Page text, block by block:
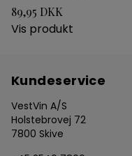
89,95 DKK
Vis produkt
Kundeservice
VestVin A/S
Holstebrovej 72
7800 Skive